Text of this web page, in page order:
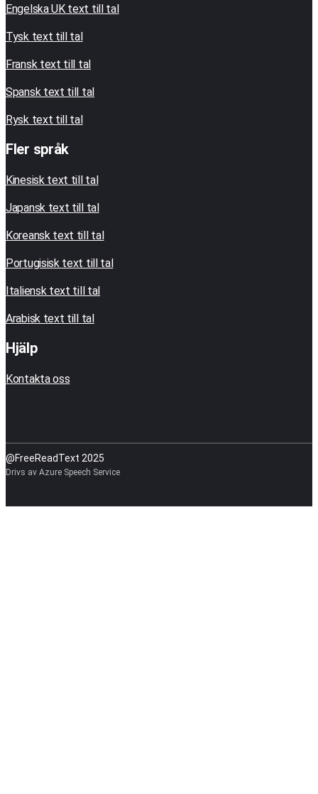
Engelska UK text till tal
Tysk text till tal
Fransk text till tal
Spansk text till tal
Rysk text till tal
Fler språk
Kinesisk text till tal
Japansk text till tal
Koreansk text till tal
Portugisisk text till tal
Italiensk text till tal
Arabisk text till tal
Hjälp
Kontakta oss
@FreeReadText 2025
Drivs av Azure Speech Service